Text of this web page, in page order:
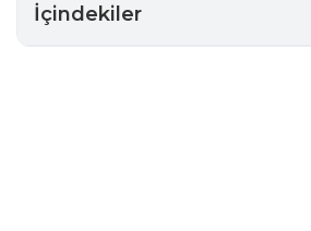
İçindekiler